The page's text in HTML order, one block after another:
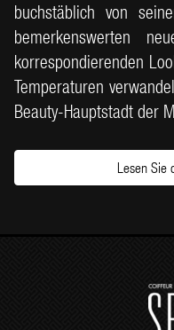
buchstäblich von
bemerkenswerten
korrespondierenden
Temperaturen
Beauty-Hauptstadt der
Lesen Sie